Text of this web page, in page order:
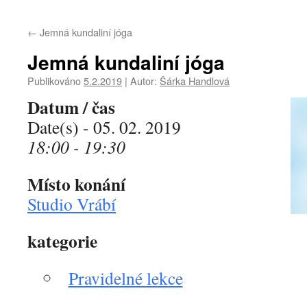
← Jemná kundaliní jóga
Jemná kundaliní jóga
Publikováno5.2.2019 | Autor: Šárka Handlová
Datum / čas
Date(s) - 05. 02. 2019
18:00 - 19:30
Místo konání
Studio Vrábí
kategorie
Pravidelné lekce